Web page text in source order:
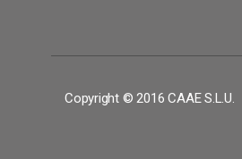
Copyright © 2016 CAAE S.L.U.